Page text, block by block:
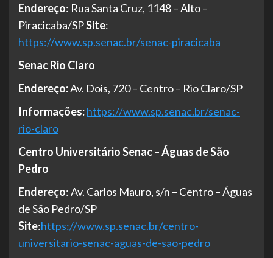
Endereço: Rua Santa Cruz, 1148 – Alto –
Piracicaba/SPSite:
https://www.sp.senac.br/senac-piracicaba
Senac Rio Claro
Endereço:Av. Dois, 720 – Centro – Rio Claro/SP
Informações:https://www.sp.senac.br/senac-
rio-claro
Centro Universitário Senac – Águas de São
Pedro
Endereço: Av. Carlos Mauro, s/n – Centro – Águas
de São Pedro/SP
Site:https://www.sp.senac.br/centro-
universitario-senac-aguas-de-sao-pedro